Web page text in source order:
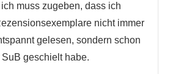
muss zugeben, dass ich
nicht immer
gelesen, sondern schon
geschielt habe.